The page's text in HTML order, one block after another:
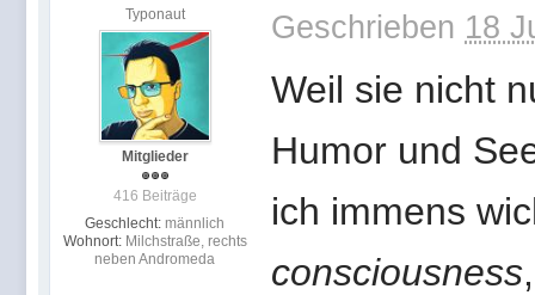
Typonaut
Mitglieder
416 Beiträge
Geschlecht: männlich
Wohnort: Milchstraße, rechts
neben Andromeda
Geschrieben 18
Weil sie nicht
Humor und
ich immens
consciousness